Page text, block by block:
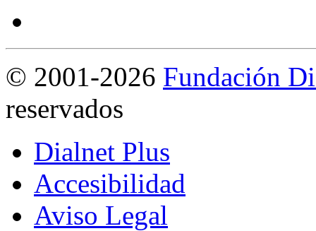
© 2001-2026 Fundación
reservados
Dialnet Plus
Accesibilidad
Aviso Legal